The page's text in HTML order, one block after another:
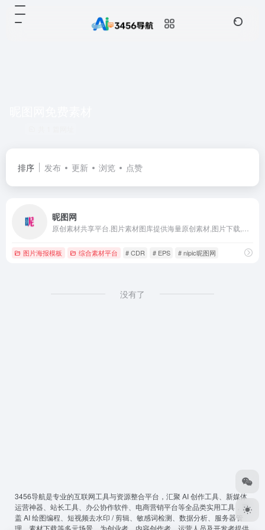
排序 发布 更新 浏览 点赞
昵图网
图片海报模板 综合素材平台 # CDR # EPS # nipic昵图网
没有了
3456导航是专业的互联网工具与资源整合平台，汇聚 AI 创作工具、新媒体
运营神器、站长工具、办公协作软件、电商营销平台等全品类实用工具，覆
盖 AI 绘图编程、短视频去水印 / 剪辑、敏感词检测、数据分析、服务器管
理、素材下载等多元场景，为创业者、内容创作者、运营人员及开发者提供